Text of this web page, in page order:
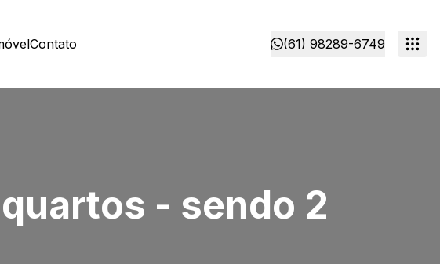
Contato (61) 98289-6749
- sendo 2